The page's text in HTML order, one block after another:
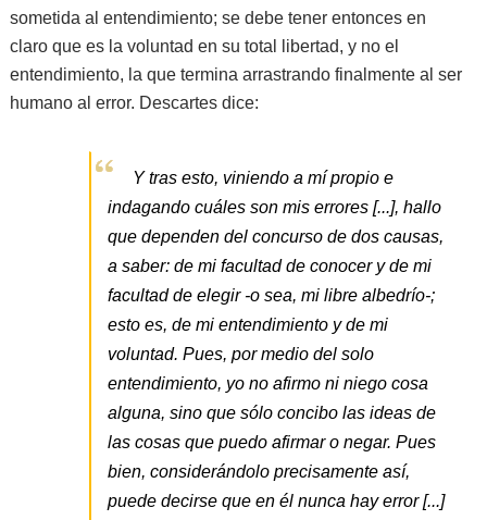
sometida al entendimiento; se debe tener entonces en
claro que es la voluntad en su total libertad, y no el
entendimiento, la que termina arrastrando finalmente al ser
humano al error. Descartes dice:
Y tras esto, viniendo a mí propio e
indagando cuáles son mis errores [...], hallo
que dependen del concurso de dos causas,
a saber: de mi facultad de conocer y de mi
facultad de elegir -o sea, mi libre albedrío-;
esto es, de mi entendimiento y de mi
voluntad. Pues, por medio del solo
entendimiento, yo no afirmo ni niego cosa
alguna, sino que sólo concibo las ideas de
las cosas que puedo afirmar o negar. Pues
bien, considerándolo precisamente así,
puede decirse que en él nunca hay error [...]